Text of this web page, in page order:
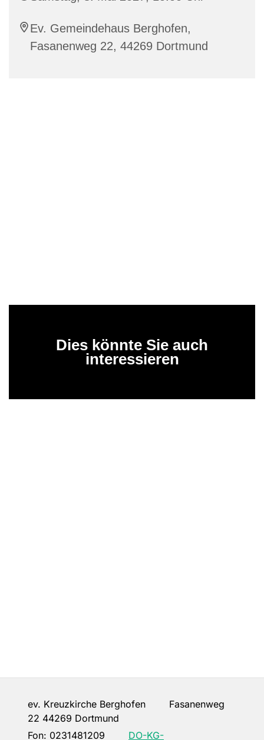
Ev. Gemeindehaus Berghofen,
Fasanenweg 22, 44269 Dortmund
Dies könnte Sie auch
interessieren
ev. Kreuzkirche Berghofen Fasanenweg
22 44269 Dortmund
Fon: 0231481209 DO-KG-